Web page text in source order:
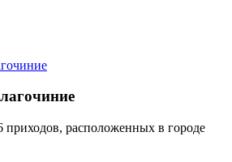
приходов, расположенных в городе